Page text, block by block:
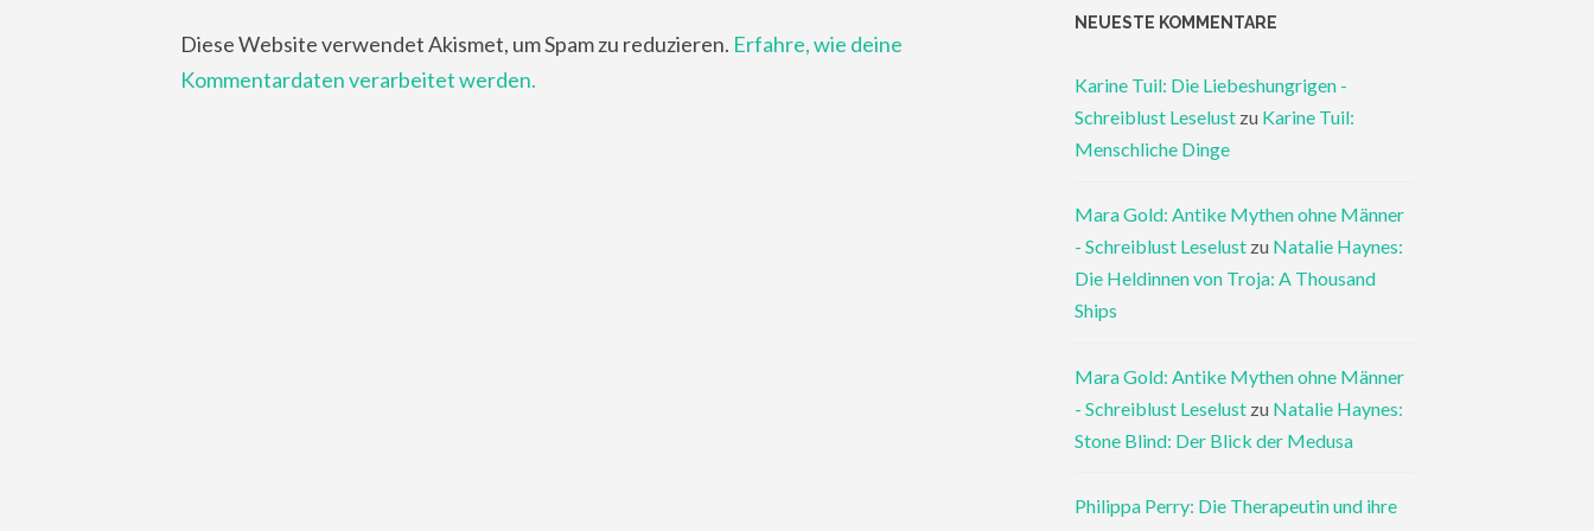
Diese Website verwendet Akismet, um Spam zu reduzieren. Erfahre, wie deine
Kommentardaten verarbeitet werden.
NEUESTE KOMMENTARE
Karine Tuil: Die Liebeshungrigen -
Schreiblust Leselust zu Karine Tuil:
Menschliche Dinge
Mara Gold: Antike Mythen ohne Männer
- Schreiblust Leselust zu Natalie Haynes:
Die Heldinnen von Troja: A Thousand
Ships
Mara Gold: Antike Mythen ohne Männer
- Schreiblust Leselust zu Natalie Haynes:
Stone Blind: Der Blick der Medusa
Philippa Perry: Die Therapeutin und ihre